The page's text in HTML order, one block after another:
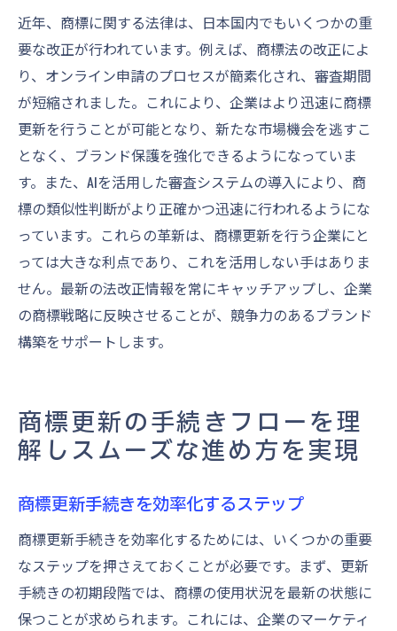
近年、商標に関する法律は、日本国内でもいくつかの重
要な改正が行われています。例えば、商標法の改正によ
り、オンライン申請のプロセスが簡素化され、審査期間
が短縮されました。これにより、企業はより迅速に商標
更新を行うことが可能となり、新たな市場機会を逃すこ
となく、ブランド保護を強化できるようになっていま
す。また、AIを活用した審査システムの導入により、商
標の類似性判断がより正確かつ迅速に行われるようにな
っています。これらの革新は、商標更新を行う企業にと
っては大きな利点であり、これを活用しない手はありま
せん。最新の法改正情報を常にキャッチアップし、企業
の商標戦略に反映させることが、競争力のあるブランド
構築をサポートします。
商標更新の手続きフローを理
解しスムーズな進め方を実現
商標更新手続きを効率化するステップ
商標更新手続きを効率化するためには、いくつかの重要
なステップを押さえておくことが必要です。まず、更新
手続きの初期段階では、商標の使用状況を最新の状態に
保つことが求められます。これには、企業のマーケティ